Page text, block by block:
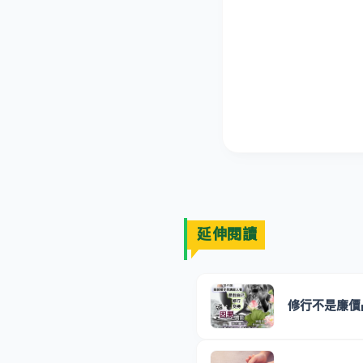
延伸閱讀
修行不是廉